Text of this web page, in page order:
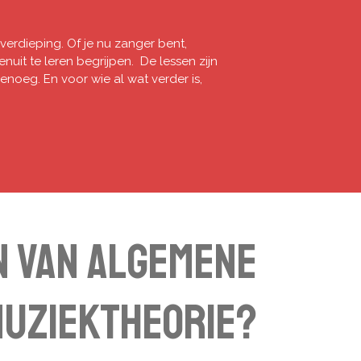
Of je nu zanger bent,
te leren begrijpen. De lessen zijn
En voor wie al wat verder is,
Algemene